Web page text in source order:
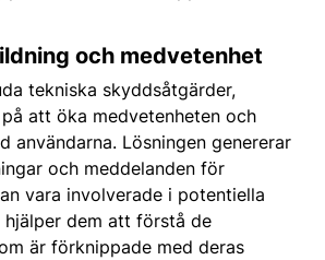
och medvetenhet
tekniska skyddsåtgärder,
att öka medvetenheten och
användarna. Lösningen genererar
och meddelanden för
vara involverade i potentiella
dem att förstå de
är förknippade med deras